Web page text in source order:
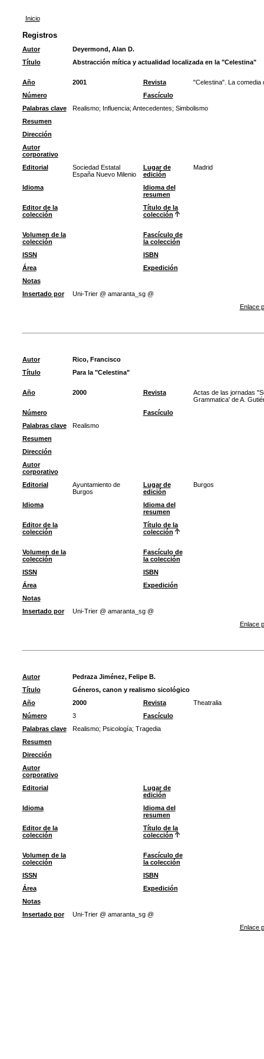
Inicio
Registros
Autor
Deyermond, Alan D.
Título
Abstracción mítica y actualidad localizada en la "Celestina"
Año 2001 Revista
"Celestina". La comedia
Número
Fascículo
Palabras clave
Realismo; Influencia; Antecedentes; Simbolismo
Resumen
Dirección
Autor
corporativo
Editorial
Sociedad Estatal
España Nuevo Milenio
Lugar de
edición
Madrid
Idioma
Idioma del
resumen
Editor de la
colección
Título de la
colección
Volumen de la
colección
Fascículo de
la colección
ISSN
ISBN
Área
Expedición
Notas
Insertado por
Uni-Trier @ amaranta_sg @
Enlace
Autor
Rico, Francisco
Título
Para la "Celestina"
Año 2000 Revista
Actas de las jornadas
Grammatica' de A.
Número
Fascículo
Palabras clave
Realismo
Resumen
Dirección
Autor
corporativo
Editorial
Ayuntamiento de
Burgos
Lugar de
edición
Burgos
Idioma
Idioma del
resumen
Editor de la
colección
Título de la
colección
Volumen de la
colección
Fascículo de
la colección
ISSN
ISBN
Área
Expedición
Notas
Insertado por
Uni-Trier @ amaranta_sg @
Enlace
Autor
Pedraza Jiménez, Felipe B.
Título
Géneros, canon y realismo sicológico
Año
2000 Revista
Theatralia
Número
3
Fascículo
Palabras clave
Realismo; Psicología; Tragedia
Resumen
Dirección
Autor
corporativo
Editorial
Lugar de
edición
Idioma
Idioma del
resumen
Editor de la
colección
Título de la
colección
Volumen de la
colección
Fascículo de
la colección
ISSN
ISBN
Área
Expedición
Notas
Insertado por
Uni-Trier @ amaranta_sg @
Enlace